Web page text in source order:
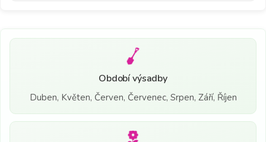
Období výsadby
Duben, Květen, Červen, Červenec, Srpen, Září, Říjen